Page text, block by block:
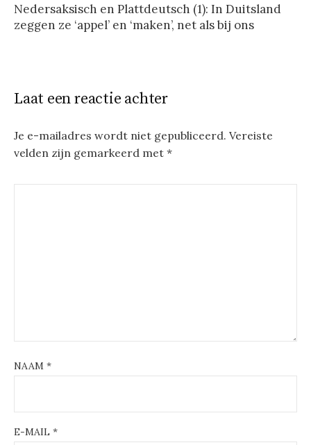
Nedersaksisch en Plattdeutsch (1): In Duitsland
zeggen ze ‘appel’ en ‘maken’, net als bij ons
Laat een reactie achter
Je e-mailadres wordt niet gepubliceerd. Vereiste
velden zijn gemarkeerd met *
NAAM *
E-MAIL *